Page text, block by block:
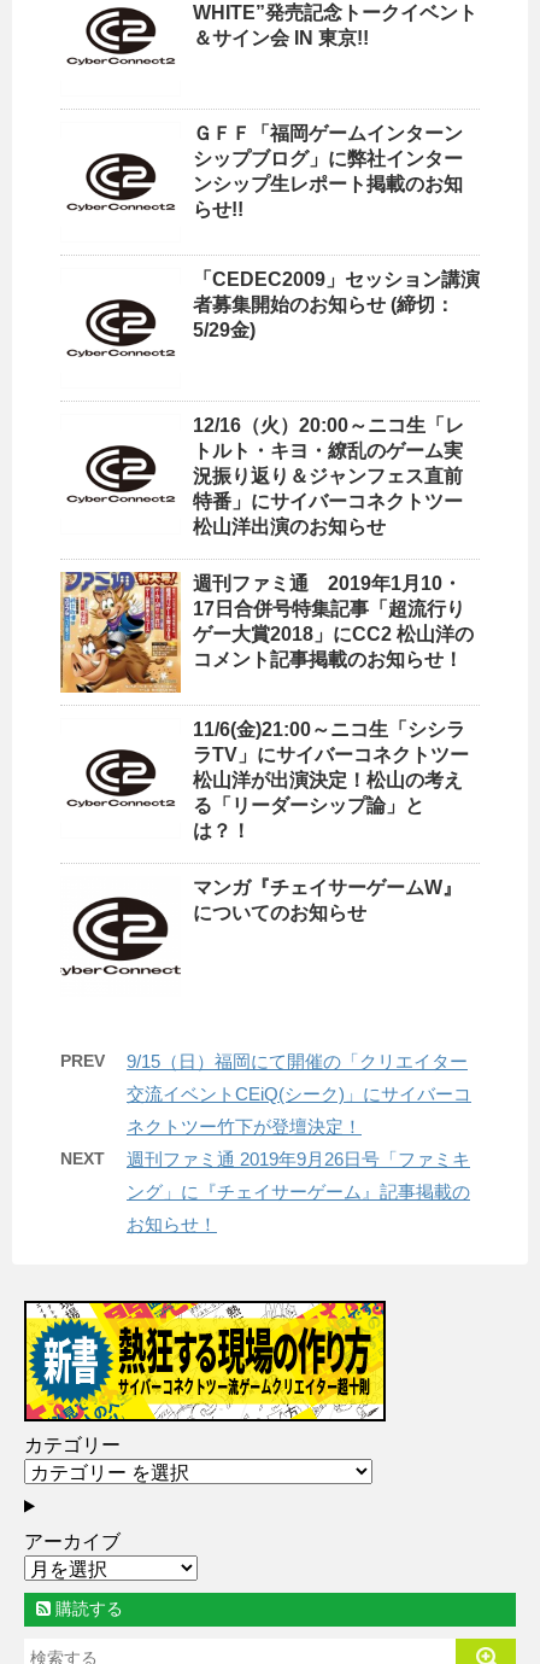
WHITE”発売記念トークイベント
＆サイン会 IN 東京!!
ＧＦＦ「福岡ゲームインターン
シップブログ」に弊社インター
ンシップ生レポート掲載のお知
らせ!!
「CEDEC2009」セッション講演
者募集開始のお知らせ (締切：
5/29金)
12/16（火）20:00～ニコ生「レ
トルト・キヨ・繚乱のゲーム実
況振り返り＆ジャンフェス直前
特番」にサイバーコネクトツー
松山洋出演のお知らせ
週刊ファミ通 2019年1月10・
17日合併号特集記事「超流行り
ゲー大賞2018」にCC2 松山洋の
コメント記事掲載のお知らせ！
11/6(金)21:00～ニコ生「シシラ
ラTV」にサイバーコネクトツー
松山洋が出演決定！松山の考え
る「リーダーシップ論」と
は？！
マンガ『チェイサーゲームW』
についてのお知らせ
PREV
9/15（日）福岡にて開催の「クリエイター
交流イベントCEiQ(シーク)」にサイバーコ
ネクトツー竹下が登壇決定！
NEXT
週刊ファミ通 2019年9月26日号「ファミキ
ング」に『チェイサーゲーム』記事掲載の
お知らせ！
カテゴリー
アーカイブ
購読する